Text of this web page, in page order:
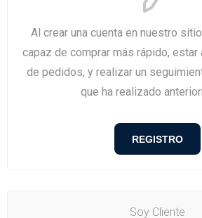
Al crear una cuenta en nuestro
capaz de comprar más rápido, estar
de pedidos, y realizar un
que ha realizado
Soy Cliente